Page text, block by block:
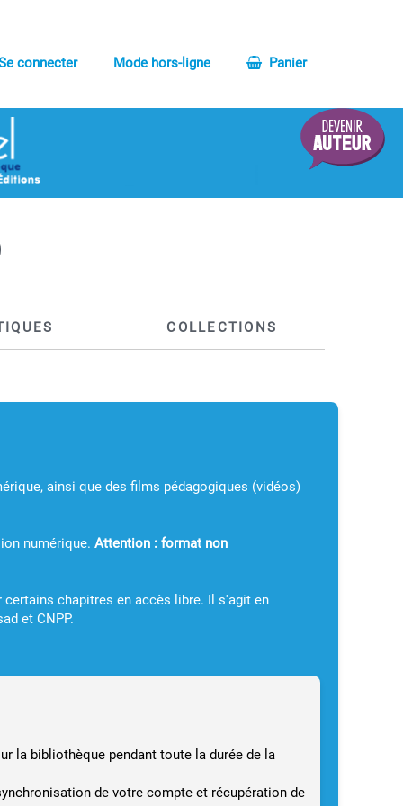
connecter Mode hors-ligne Panier
COLLECTIONS
ainsi que des films pédagogiques (vidéos)
numérique. Attention : format non
chapitres en accès libre. Il s'agit en
et CNPP.
la bibliothèque pendant toute la durée de la
de votre compte et récupération de